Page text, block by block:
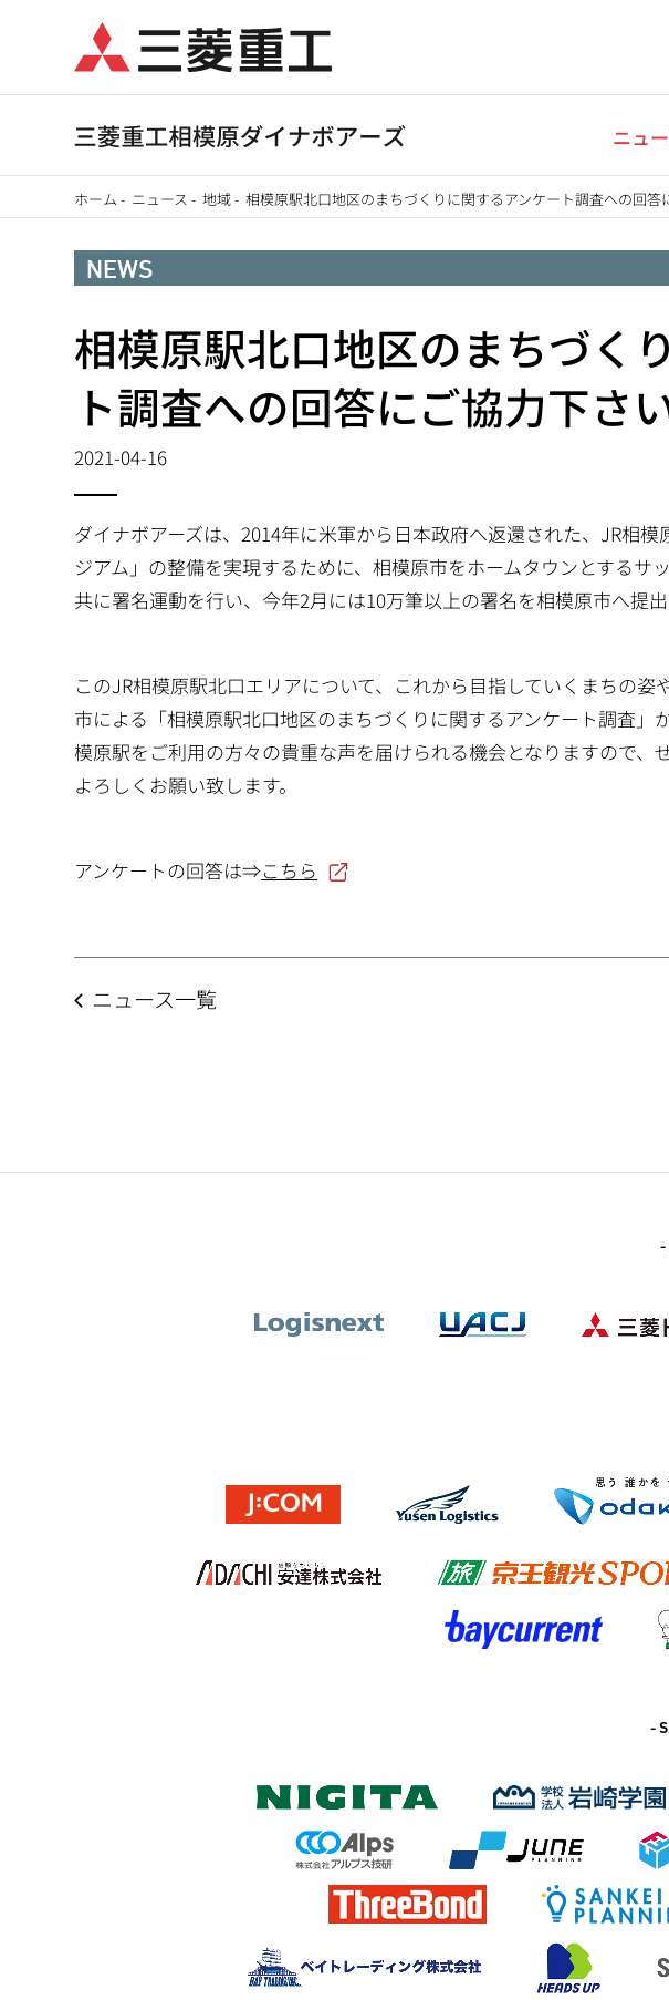
テ
ン
ニュ
ホーム - ニュース -地域-相模原駅北口地区のまちづくりに関するアンケート調査への回答
NEWS
相模原駅北口地区のまちづく
ト調査への回答にご協力下さ
2021-04-16
ダイナボアーズは、2014年に米軍から日本政府へ返還された、JR相
ジアム」の整備を実現するために、相模原市をホームタウンとするサ
共に署名運動を行い、今年2月には10万筆以上の署名を相模原市へ提出
このJR相模原駅北口エリアについて、これから目指していくまちの
市による「相模原駅北口地区のまちづくりに関するアンケート調査」
模原駅をご利用の方々の貴重な声を届けられる機会となりますので、
よろしくお願い致します。
アンケートの回答は⇒こちら
ニュース一覧
-
-